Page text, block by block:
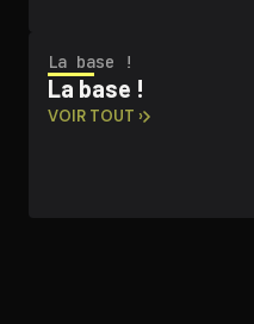
La base !
La base !
VOIR TOUT ›